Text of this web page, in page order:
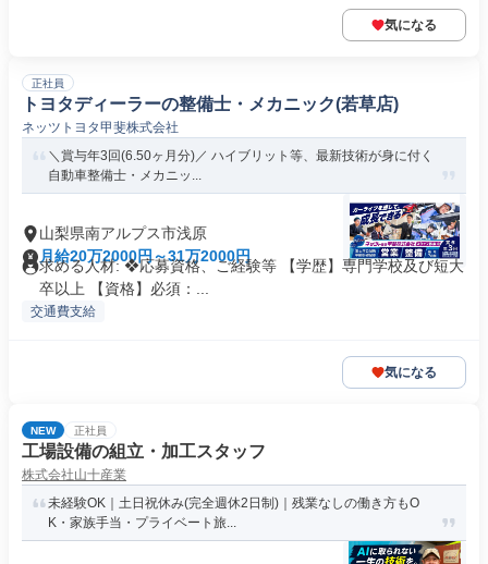
気になる
正社員
トヨタディーラーの整備士・メカニック(若草店)
ネッツトヨタ甲斐株式会社
＼賞与年3回(6.50ヶ月分)／ ハイブリット等、最新技術が身に付く
自動車整備士・メカニッ...
山梨県南アルプス市浅原
月給20万2000円～31万2000円
求める人材: ❖応募資格、ご経験等 【学歴】専門学校及び短大
卒以上 【資格】必須：...
交通費支給
気になる
NEW 正社員
工場設備の組立・加工スタッフ
株式会社山十産業
未経験OK｜土日祝休み(完全週休2日制)｜残業なしの働き方もO
K・家族手当・プライベート旅...